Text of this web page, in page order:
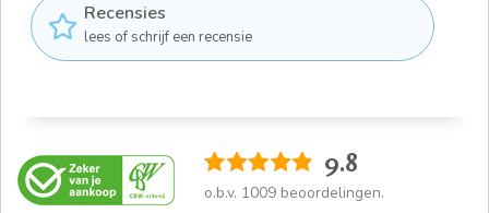
Recensies
lees of schrijf een recensie
9.8
o.b.v. 1009 beoordelingen.